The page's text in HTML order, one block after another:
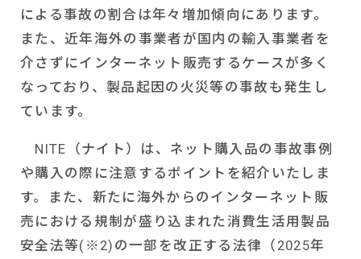
による事故の割合は年々増加傾向にあります。
また、近年海外の事業者が国内の輸入事業者を
介さずにインターネット販売するケースが多く
なっており、製品起因の火災等の事故も発生し
ています。
NITE （ナイト）は、ネット購入品の事故事例
や購入の際に注意するポイントを紹介いたしま
す。また、新たに海外からのインターネット販
売における規制が盛り込まれた消費生活用製品
安全法等( ※ 2) の一部を改正する法律（ 2025年